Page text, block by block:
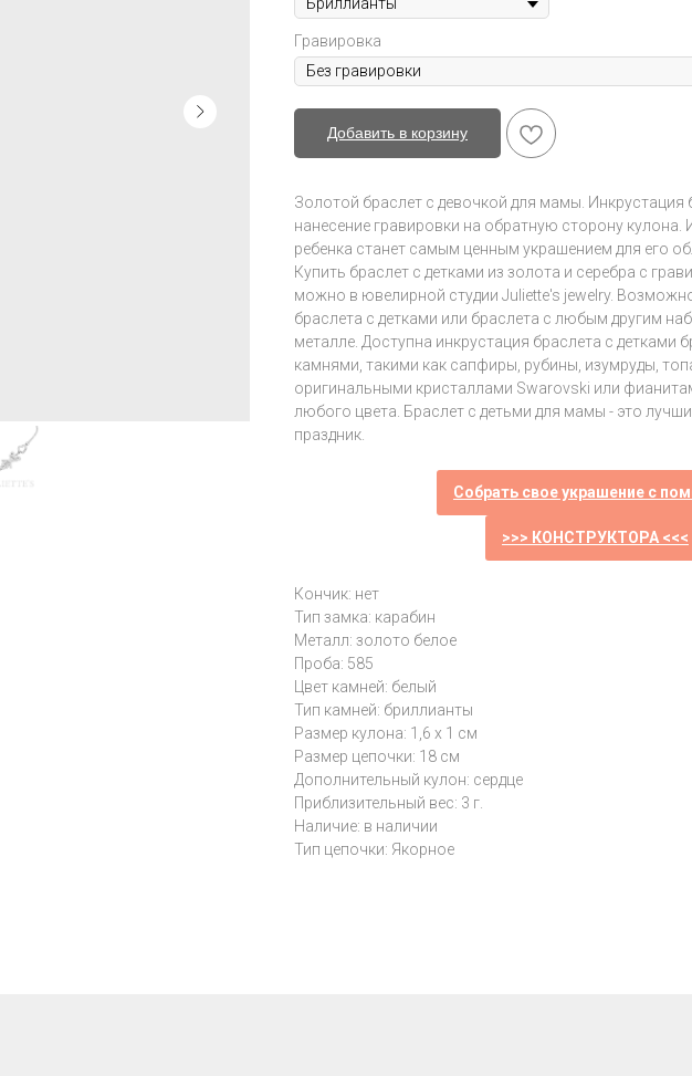
Гравировка
Добавить в корзину
Золотой браслет с девочкой для мамы.
нанесение гравировки на обратную сторону кулона.
ребенка станет самым ценным украшением для его
Купить браслет с детками из золота и серебра с
можно в ювелирной студии Juliette's jewelry.
браслета с детками или браслета с любым другим
металле. Доступна инкрустация браслета с детками
камнями, такими как сапфиры, рубины, изумруды,
оригинальными кристаллами Swarovski или
любого цвета. Браслет с детьми для мамы - это
праздник.
Собрать свое украшение с
>>> КОНСТРУКТОРА <<<
Кончик: нет
Тип замка: карабин
Металл: золото белое
Проба: 585
Цвет камней: белый
Тип камней: бриллианты
Размер кулона: 1,6 х 1 см
Размер цепочки: 18 см
Дополнительный кулон: сердце
Приблизительный вес: 3 г.
Наличие: в наличии
Тип цепочки: Якорное